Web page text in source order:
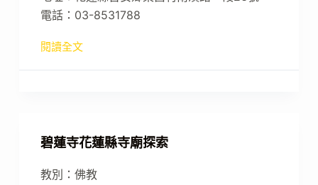
電話：03-8531788
閱讀全文
碧蓮寺花蓮縣寺廟探索
教別：佛教